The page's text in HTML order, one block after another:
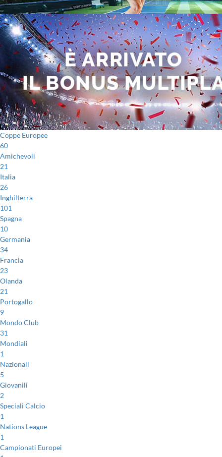
Coppe Europee
60
Amichevoli
21
Italia
26
Inghilterra
101
Spagna
10
Germania
34
Francia
23
Olanda
21
Portogallo
9
Mondo Club
31
Mondiali
1
Nazionali
5
Giovanili
2
Speciali Calcio
1
Nations League
1
Campionati Europei